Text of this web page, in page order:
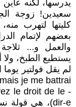
يدرسها، لكنه
سعيدين! زوجة
كليتها لتهرب
بعضهم لإتمام
والعمل و...
يستطيع الطبخ،
je me battrai
le droit de le -